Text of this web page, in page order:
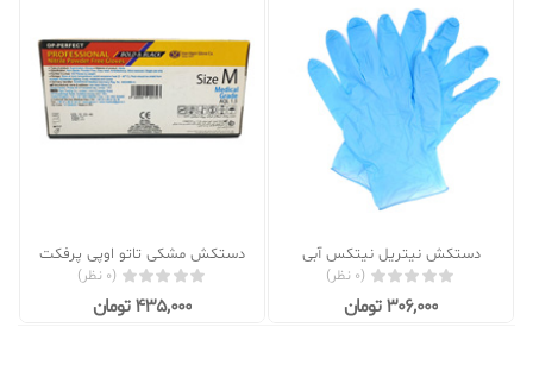
دستکش نیتریل نیتکس آبی
(0 نظر)
306,000 تومان
دستکش مشکی تاتو اوپی پرفکت
(0 نظر)
435,000 تومان